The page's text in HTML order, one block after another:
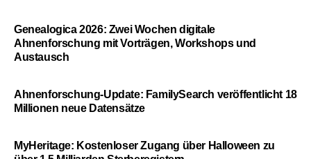
Genealogica 2026: Zwei Wochen digitale
Ahnenforschung mit Vorträgen, Workshops und
Austausch
Ahnenforschung-Update: FamilySearch veröffentlicht 18
Millionen neue Datensätze
MyHeritage: Kostenloser Zugang über Halloween zu